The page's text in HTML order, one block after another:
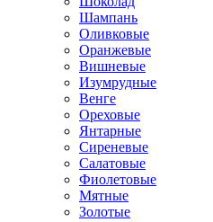
Шампань
Оливковые
Оранжевые
Вишневые
Изумрудные
Венге
Ореховые
Янтарные
Сиреневые
Салатовые
Фиолетовые
Мятные
Золотые